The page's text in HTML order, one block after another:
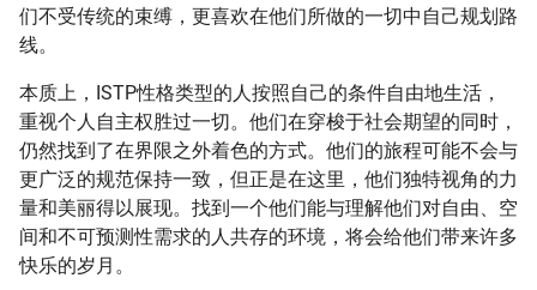
们不受传统的束缚，更喜欢在他们所做的一切中自己规划路
线。
本质上，ISTP性格类型的人按照自己的条件自由地生活，
重视个人自主权胜过一切。他们在穿梭于社会期望的同时，
仍然找到了在界限之外着色的方式。他们的旅程可能不会与
更广泛的规范保持一致，但正是在这里，他们独特视角的力
量和美丽得以展现。找到一个他们能与理解他们对自由、空
间和不可预测性需求的人共存的环境，将会给他们带来许多
快乐的岁月。